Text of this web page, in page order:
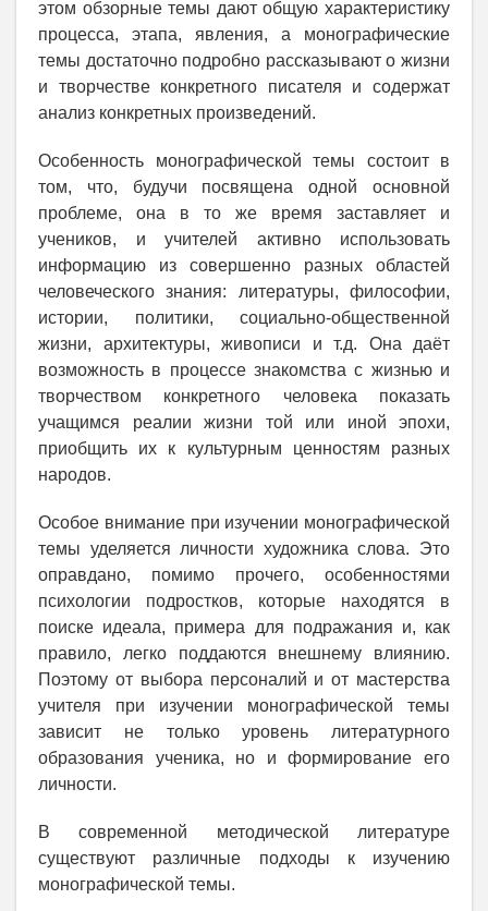
этом обзорные темы дают общую характеристику
процесса, этапа, явления, а монографические
темы достаточно подробно рассказывают о жизни
и творчестве конкретного писателя и содержат
анализ конкретных произведений.
Особенность монографической темы состоит в
том, что, будучи посвящена одной основной
проблеме, она в то же время заставляет и
учеников, и учителей активно использовать
информацию из совершенно разных областей
человеческого знания: литературы, философии,
истории, политики, социально-общественной
жизни, архитектуры, живописи и т.д. Она даёт
возможность в процессе знакомства с жизнью и
творчеством конкретного человека показать
учащимся реалии жизни той или иной эпохи,
приобщить их к культурным ценностям разных
народов.
Особое внимание при изучении монографической
темы уделяется личности художника слова. Это
оправдано, помимо прочего, особенностями
психологии подростков, которые находятся в
поиске идеала, примера для подражания и, как
правило, легко поддаются внешнему влиянию.
Поэтому от выбора персоналий и от мастерства
учителя при изучении монографической темы
зависит не только уровень литературного
образования ученика, но и формирование его
личности.
В современной методической литературе
существуют различные подходы к изучению
монографической темы.